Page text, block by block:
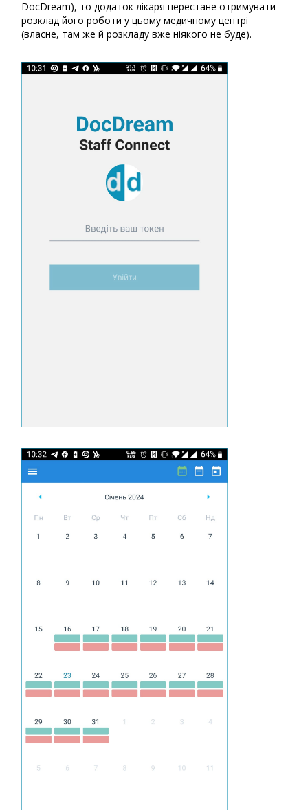
DocDream), то додаток лікаря перестане отримувати
розклад його роботи у цьому медичному центрі
(власне, там же й розкладу вже ніякого не буде).